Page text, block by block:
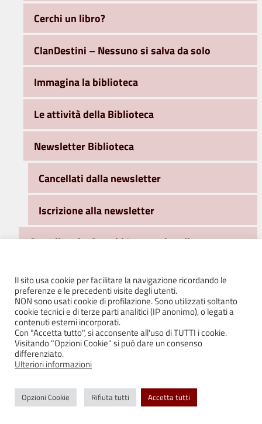
Cerchi un libro?
ClanDestini – Nessuno si salva da solo
Immagina la biblioteca
Le attività della Biblioteca
Newsletter Biblioteca
Cancellati dalla newsletter
Iscrizione alla newsletter
Gemellaggi e Scambi Internazionali
Associazione Gemellaggi “AMICI D’EUROPA”
Immagini dai gemellaggi
Il Castello di Bianello
Il Giardino dei profumi
Il Giardino segreto
Il sito usa cookie per facilitare la navigazione ricordando le
preferenze e le precedenti visite degli utenti.
NON sono usati cookie di profilazione. Sono utilizzati soltanto
cookie tecnici e di terze parti analitici (IP anonimo), o legati a
contenuti esterni incorporati.
Con "Accetta tutto", si acconsente all'uso di TUTTI i cookie.
Visitando "Opzioni Cookie" si può dare un consenso
differenziato.
Ulteriori informazioni
Opzioni Cookie Rifiuta tutti Accetta tutti